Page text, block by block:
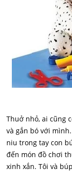
Thuở nhỏ, ai cũng
và gắn bó với
niu trong tay con
đến món đồ chơi
xinh xắn. Tôi và